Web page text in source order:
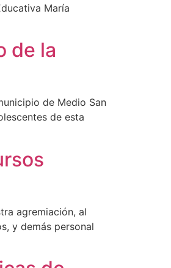
María
de la
de Medio San
de esta
agremiación, al
y demás personal